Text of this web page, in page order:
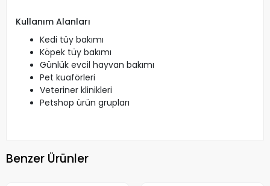
Kullanım Alanları
Kedi tüy bakımı
Köpek tüy bakımı
Günlük evcil hayvan bakımı
Pet kuaförleri
Veteriner klinikleri
Petshop ürün grupları
Benzer Ürünler